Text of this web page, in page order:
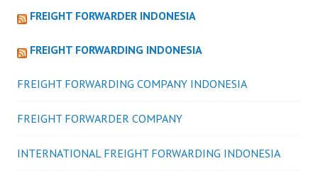
FREIGHT FORWARDER INDONESIA
FREIGHT FORWARDING INDONESIA
FREIGHT FORWARDING COMPANY INDONESIA
FREIGHT FORWARDER COMPANY
INTERNATIONAL FREIGHT FORWARDING INDONESIA